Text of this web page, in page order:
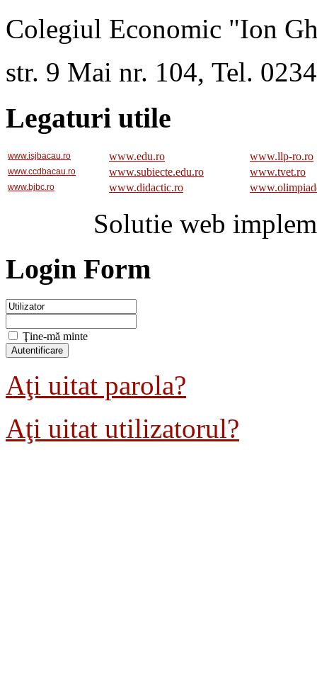
Colegiul Economic "Ion
str. 9 Mai nr. 104, Tel.
Legaturi utile
www.isjbacau.ro www.edu.ro www.llp-ro.ro
www.ccdbacau.ro www.subiecte.edu.ro www.tvet.ro
www.bjbc.ro www.didactic.ro
Solutie web
Login Form
Ţine-mă minte
Aţi uitat parola?
Aţi uitat utilizatorul?